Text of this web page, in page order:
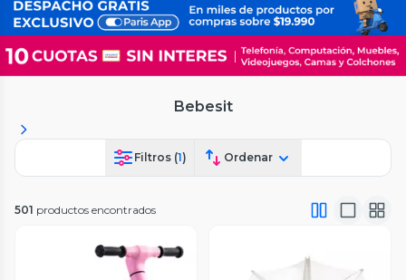
Bebesit
Filtros (1) Ordenar
501 productos encontrados